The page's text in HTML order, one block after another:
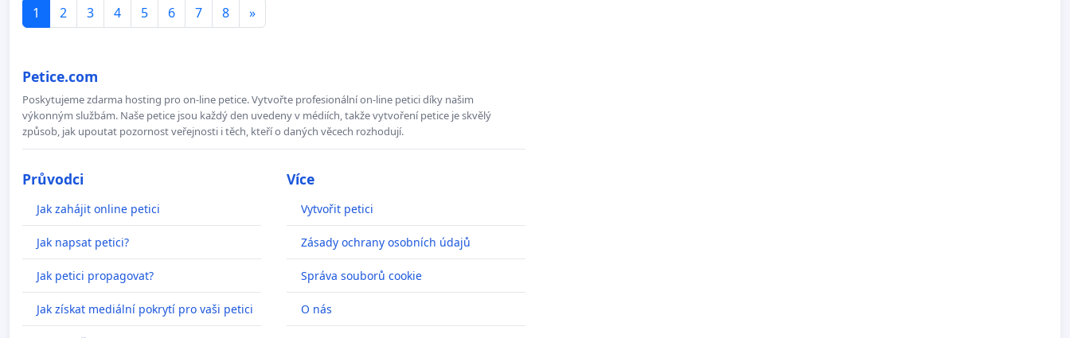
1 2 3 4 5 6 7 8 »
Petice.com
Poskytujeme zdarma hosting pro on-line petice. Vytvořte profesionální on-line petici díky našim
výkonným službám. Naše petice jsou každý den uvedeny v médiích, takže vytvoření petice je skvělý
způsob, jak upoutat pozornost veřejnosti i těch, kteří o daných věcech rozhodují.
Průvodci
Jak zahájit online petici
Jak napsat petici?
Jak petici propagovat?
Jak získat mediální pokrytí pro vaši petici
Více
Vytvořit petici
Zásady ochrany osobních údajů
Správa souborů cookie
O nás